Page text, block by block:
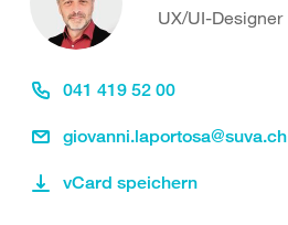
UX/UI-Designer
041 419 52 00
giovanni.laportosa@suva.ch
vCard speichern